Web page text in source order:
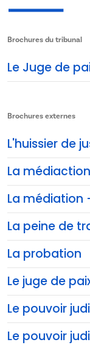
Brochures du tribunal
Le Juge de
Brochures externes
L'huissier de
La
La médiation
La peine de
La probation
Le juge de
Le pouvoir
Le pouvoir